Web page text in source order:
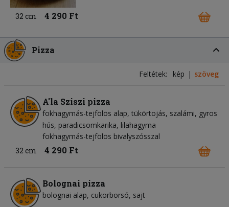
32 cm 4 290 Ft
Pizza
Feltétek: kép szöveg
A'la Sziszi pizza
fokhagymás-tejfölös alap tükörtojás szalámi gyros
hús paradicsomkarika lilahagyma
fokhagymás-tejfölös bivalyszósszal
32 cm
4 290 Ft
Bolognai pizza
bolognai alap cukorborsó sajt